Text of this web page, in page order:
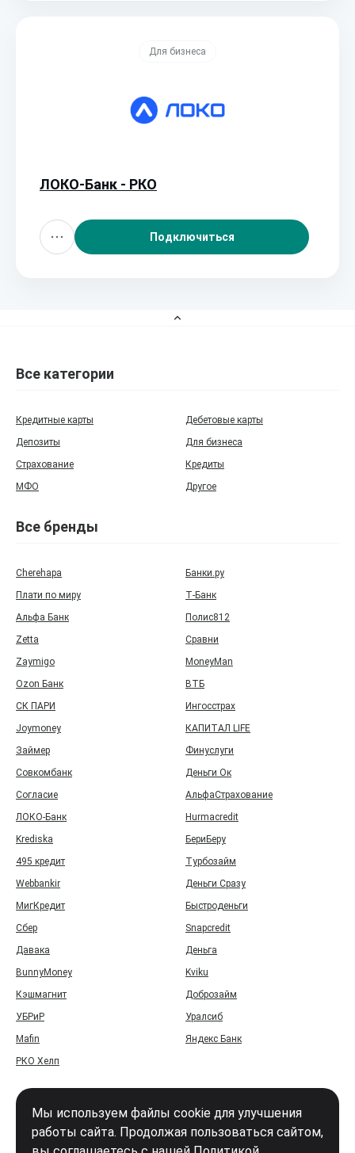
Для бизнеса
ЛОКО-Банк - РКО
Подключиться
Все категории
Кредитные карты
Дебетовые карты
Депозиты
Для бизнеса
Страхование
Кредиты
МФО
Другое
Все бренды
Cherehapa
Банки.ру
Плати по миру
Т‑Банк
Альфа Банк
Полис812
Zetta
Сравни
Zaymigo
MoneyMan
Ozon Банк
ВТБ
СК ПАРИ
Ингосстрах
Joymoney
КАПИТАЛ LIFE
Займер
Финуслуги
Совкомбанк
Деньги Ок
Согласие
АльфаСтрахование
ЛОКО-Банк
Hurmacredit
Krediska
БериБеру
495 кредит
Турбозайм
Webbankir
Деньги Сразу
МигКредит
Быстроденьги
Сбер
Snapcredit
Давака
Деньга
BunnyMoney
Kviku
Кэшмагнит
Доброзайм
УБРиР
Уралсиб
Mafin
Яндекс Банк
РКО Хелп
Мы используем файлы cookie для улучшения
работы сайта. Продолжая пользоваться сайтом,